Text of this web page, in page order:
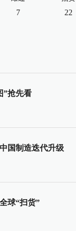
7 22
”抢先看
国制造迭代升级
球“扫货”